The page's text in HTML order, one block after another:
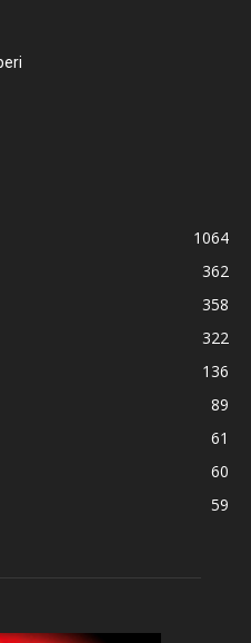
1064
362
358
322
136
89
61
60
59